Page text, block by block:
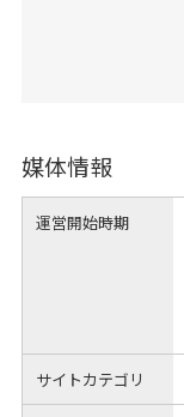
媒体情報
運営開始時期
サイトカテゴリ